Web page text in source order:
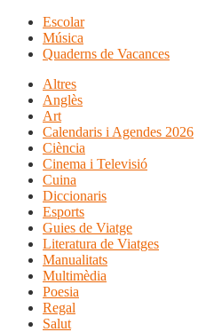
Escolar
Música
Quaderns de Vacances
Altres
Anglès
Art
Calendaris i Agendes 2026
Ciència
Cinema i Televisió
Cuina
Diccionaris
Esports
Guies de Viatge
Literatura de Viatges
Manualitats
Multimèdia
Poesia
Regal
Salut